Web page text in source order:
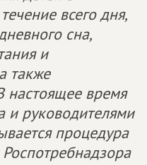
всего дня,
сна,
и
также
настоящее время
и руководителями
процедура